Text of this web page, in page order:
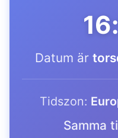
Datum är
Tidszon:
Samma